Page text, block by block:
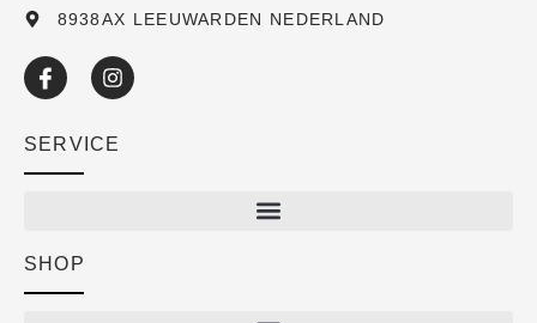
8938AX LEEUWARDEN NEDERLAND
SERVICE
SHOP